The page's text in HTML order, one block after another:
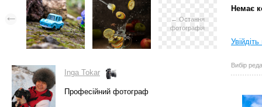
← Остання
фотографія
Inga Tokar
Професійний фотограф
Немає
Вибір